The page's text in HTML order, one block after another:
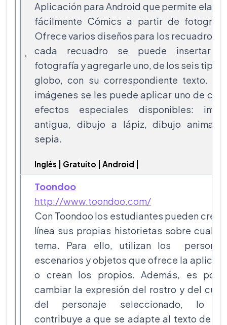
Aplicación para Android que permite
fácilmente Cómics a partir de
Ofrece varios diseños para los recuadros y
cada recuadro se puede insertar
fotografía y agregarle uno, de los seis tipos
globo, con su correspondiente texto. A
imágenes se les puede aplicar uno de
efectos especiales disponibles:
antigua, dibujo a lápiz, dibujo
sepia.
Inglés | Gratuito | Android |
Toondoo
http://www.toondoo.com/
Con Toondoo los estudiantes pueden crear
línea sus propias historietas sobre
tema. Para ello, utilizan los
escenarios y objetos que ofrece la
o crean los propios. Además, es
cambiar la expresión del rostro y del
del personaje seleccionado, lo
contribuye a que se adapte al texto de